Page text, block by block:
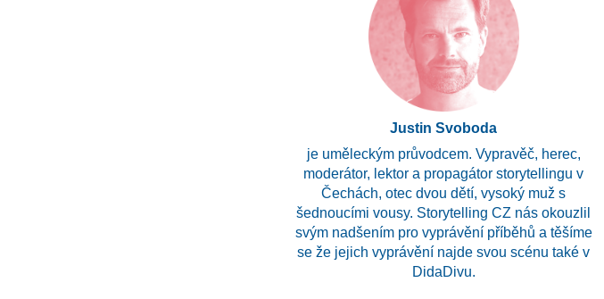
Justin Svoboda
je uměleckým průvodcem. Vypravěč, herec,
moderátor, lektor a propagátor storytellingu v
Čechách, otec dvou dětí, vysoký muž s
šednoucími vousy. Storytelling CZ nás okouzlil
svým nadšením pro vyprávění příběhů a těšíme
se že jejich vyprávění najde svou scénu také v
DidaDivu.